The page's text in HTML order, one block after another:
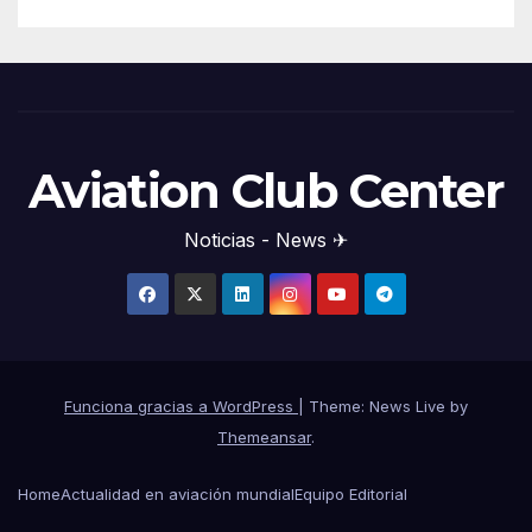
Aviation Club Center
Noticias - News ✈
Funciona gracias a WordPress
Theme: News Live by
Themeansar.
HomeActualidad en aviación mundialEquipo Editorial